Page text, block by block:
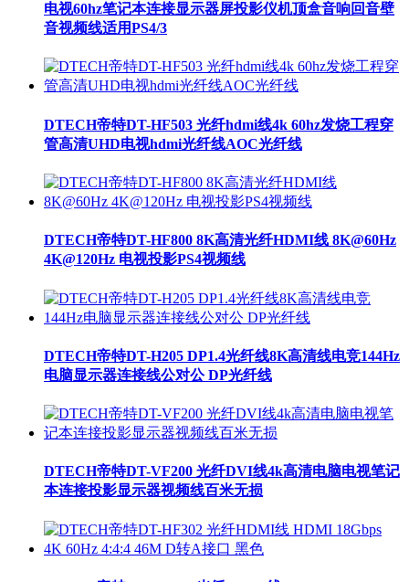
电视60hz笔记本连接显示器屏投影仪机顶盒音响回音壁
音视频线适用PS4/3
DTECH帝特DT-HF503 光纤hdmi线4k 60hz发烧工程穿
管高清UHD电视hdmi光纤线AOC光纤线
DTECH帝特DT-HF800 8K高清光纤HDMI线 8K@60Hz
4K@120Hz 电视投影PS4视频线
DTECH帝特DT-H205 DP1.4光纤线8K高清线电竞144Hz
电脑显示器连接线公对公 DP光纤线
DTECH帝特DT-VF200 光纤DVI线4k高清电脑电视笔记
本连接投影显示器视频线百米无损